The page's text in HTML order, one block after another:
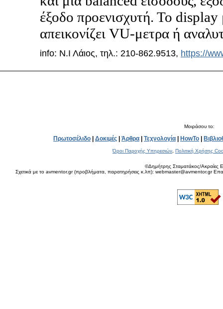
έξοδο προενισχυτή. Το display
απεικονίζει VU-μετρα ή
info: Ν.Ι Λάιος, τηλ.: 210-862.9513, https://
Μοιράσου το:
Πρωτοσέλιδο | Δοκιμές | Άρθρα | Τεχνολογία | HowTo |
Όροι Παροχής Υπηρεσιών Πολιτική Χρήσης
©Δημήτρης Σταματάκος/Ακραίες
Σχετικά με το avmentor.gr (προβλήματα, παρατηρήσεις κ.λπ): webmaster@avmentor.gr